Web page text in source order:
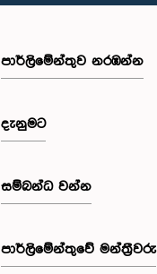
පාර්ලි‌මේන්තුව නරඹන්න
දැනුමට
සම්බන්ධ වන්න
පාර්ලි‌මේන්තුවේ මන්ත්‍රීවරු